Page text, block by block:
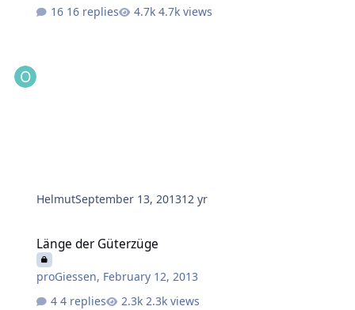
16 replies
4.7k views
HelmutSeptember 13, 201312 yr
Länge der Güterzüge
proGiessen, February 12, 2013
4 replies
2.3k views